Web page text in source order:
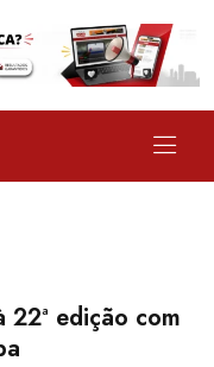
22ª edição com